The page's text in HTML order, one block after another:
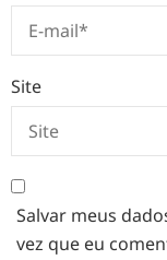
Site
Salvar meus
vez que eu